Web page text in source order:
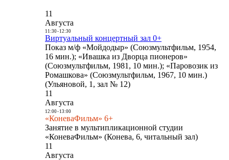
11
Августа
11:30- 12:30
Виртуальный концертный зал 0+
Показ м/ф «Мойдодыр» (Союзмультфильм, 1954,
16 мин.); «Ивашка из Дворца пионеров»
(Союзмультфильм, 1981, 10 мин.); «Паровозик из
Ромашкова» (Союзмультфильм, 1967, 10 мин.)
(Ульяновой, 1, зал № 12)
11
Августа
12:00- 13:00
«КоневаФильм» 6+
Занятие в мультипликационной студии
«КоневаФильм» (Конева, 6, читальный зал)
11
Августа